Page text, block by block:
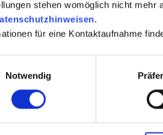
stehen womöglich nicht mehr
.
für eine Kontaktaufnahme
Notwendig
CTI,TAPI 3.0,Win-CASA
Über uns